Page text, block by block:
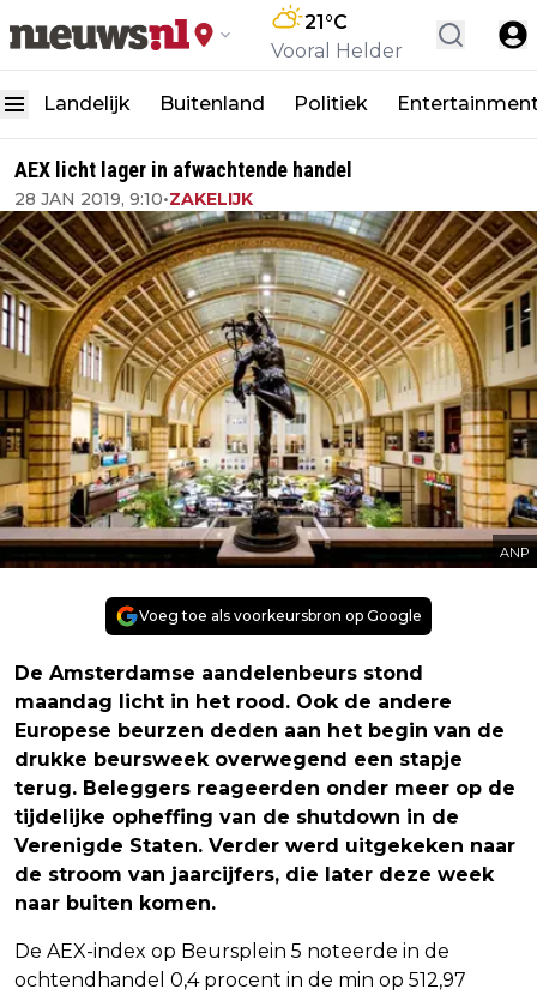
21°C
Vooral Helder
Landelijk Buitenland Politiek
AEX licht lager in afwachtende handel
28 JAN 2019, 9:10•ZAKELIJK
ANP
Voeg toe als voorkeursbron op Google
De Amsterdamse aandelenbeurs stond
maandag licht in het rood. Ook de andere
Europese beurzen deden aan het begin van de
drukke beursweek overwegend een stapje
terug. Beleggers reageerden onder meer op de
tijdelijke opheffing van de shutdown in de
Verenigde Staten. Verder werd uitgekeken naar
de stroom van jaarcijfers, die later deze week
naar buiten komen.
De AEX-index op Beursplein 5 noteerde in de
ochtendhandel 0,4 procent in de min op 512,97